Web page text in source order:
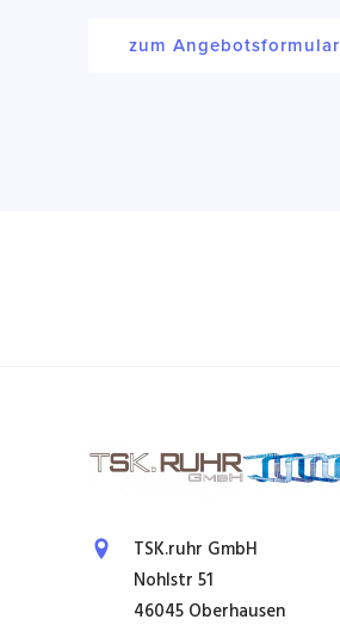
zum Angebotsformular
TSK.ruhr GmbH
Nohlstr 51
46045 Oberhausen